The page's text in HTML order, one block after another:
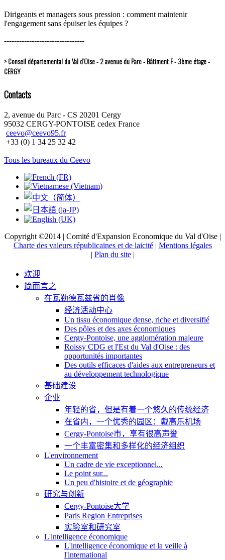
Dirigeants et managers sous pression : comment maintenir
l'engagement sans épuiser les équipes ?
--------------------------------
> Conseil départemental du Val d’Oise - 2 avenue du Parc - Bâtiment F - 3ème étage -
CERGY
Contacts
2, avenue du Parc - CS 20201 Cergy
95032 CERGY-PONTOISE cedex France
ceevo@ceevo95.fr
+33 (0) 1 34 25 32 42
Tous les bureaux du Ceevo
Copyright ©2014 | Comité d'Expansion Economique du Val d'Oise |
Charte des valeurs républicaines et de laicité| Mentions légales
| Plan du site |
欢迎
简而言之
在瓦勒德瓦兹省的肖像
经济活动中心
Un tissu économique dense, riche et diversifié
Des pôles et des axes économiques
Cergy-Pontoise, une agglomération majeure
Roissy CDG et l'Est du Val d'Oise : des
opportunités importantes
Des outils efficaces d'aides aux entrepreneurs et
au développement technologique
基础建设
企业
年轻的省，但是有着一个悠久的传统经济
在省内，一个优秀的园区：戴高乐机场
Cergy-Pontoise市，享有很高声誉
一个丰富密集和多样化的经济组织
L'environnement
Un cadre de vie exceptionnel...
Le point sur...
Un peu d'histoire et de géographie
研究与创新
Cergy-Pontoise大学
Paris Region Entreprises
实验室和研究室
L'intelligence économique
L'intelligence économique et la veille à
l'international